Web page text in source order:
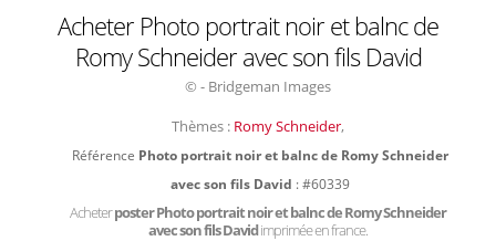
Acheter Photo portrait noir et balnc de
Romy Schneider avec son fils David
© - Bridgeman Images
Thèmes : Romy Schneider,
Référence Photo portrait noir et balnc de Romy Schneider
avec son fils David : #60339
Acheterposter Photo portrait noir et balnc de Romy Schneider
avec son fils Davidimprimée en france.